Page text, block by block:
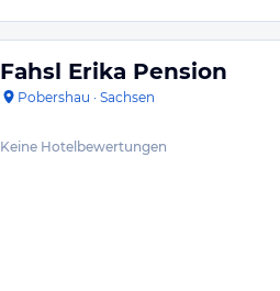
Fahsl Erika Pension
Pobershau · Sachsen
Keine Hotelbewertungen